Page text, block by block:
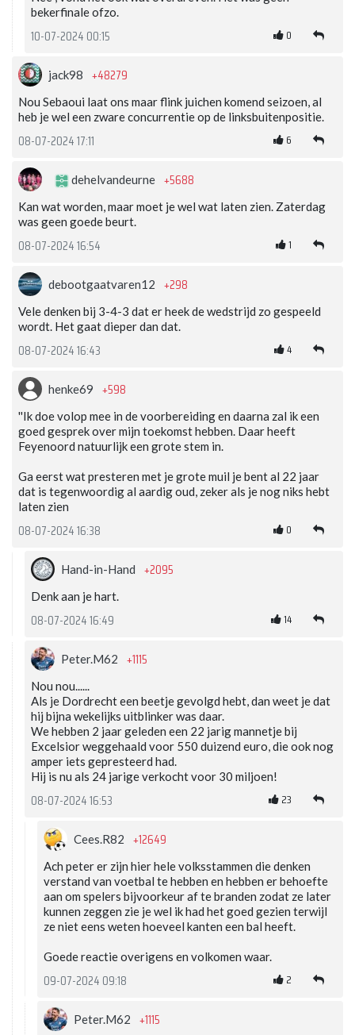
bekerfinale ofzo.
10-07-2024 00:15 0
jack98 +48279
Nou Sebaoui laat ons maar flink juichen komend seizoen, al
heb je wel een zware concurrentie op de linksbuitenpositie.
08-07-2024 17:11 6
dehelvandeurne +5688
Kan wat worden, maar moet je wel wat laten zien. Zaterdag
was geen goede beurt.
08-07-2024 16:54 1
debootgaatvaren12 +298
Vele denken bij 3-4-3 dat er heek de wedstrijd zo gespeeld
wordt. Het gaat dieper dan dat.
08-07-2024 16:43 4
henke69 +598
''Ik doe volop mee in de voorbereiding en daarna zal ik een
goed gesprek over mijn toekomst hebben. Daar heeft
Feyenoord natuurlijk een grote stem in.
Ga eerst wat presteren met je grote muil je bent al 22 jaar
dat is tegenwoordig al aardig oud, zeker als je nog niks hebt
laten zien
08-07-2024 16:38 0
Hand-in-Hand +2095
Denk aan je hart.
08-07-2024 16:49 14
Peter.M62 +1115
Nou nou......
Als je Dordrecht een beetje gevolgd hebt, dan weet je dat
hij bijna wekelijks uitblinker was daar.
We hebben 2 jaar geleden een 22 jarig mannetje bij
Excelsior weggehaald voor 550 duizend euro, die ook nog
amper iets gepresteerd had.
Hij is nu als 24 jarige verkocht voor 30 miljoen!
08-07-2024 16:53 23
Cees.R82 +12649
Ach peter er zijn hier hele volksstammen die denken
verstand van voetbal te hebben en hebben er behoefte
aan om spelers bijvoorkeur af te branden zodat ze later
kunnen zeggen zie je wel ik had het goed gezien terwijl
ze niet eens weten hoeveel kanten een bal heeft.
Goede reactie overigens en volkomen waar.
09-07-2024 09:18 2
Peter.M62 +1115